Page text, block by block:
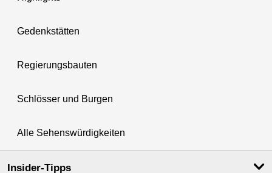
Gedenkstätten
Regierungsbauten
Schlösser und Burgen
Alle Sehenswürdigkeiten
Insider-Tipps